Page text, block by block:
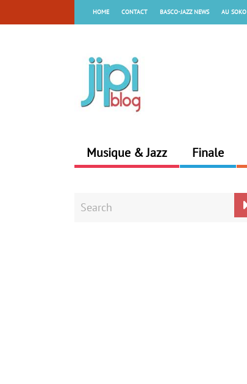
HOME CONTACT BASCO-JAZZ NEWS AU SOKO
Musique & Jazz Finale